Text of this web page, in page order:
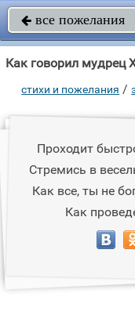
 все пожелания
стихи и пожелания /
Проходит
Стремись в
Как все, ты не
Как